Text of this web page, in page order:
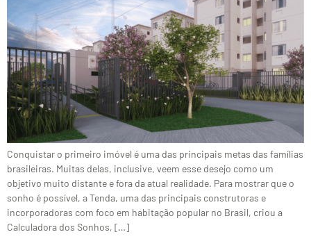
Conquistar o primeiro imóvel é uma das principais metas das famílias
brasileiras. Muitas delas, inclusive, veem esse desejo como um
objetivo muito distante e fora da atual realidade. Para mostrar que o
sonho é possível, a Tenda, uma das principais construtoras e
incorporadoras com foco em habitação popular no Brasil, criou a
Calculadora dos Sonhos, […]